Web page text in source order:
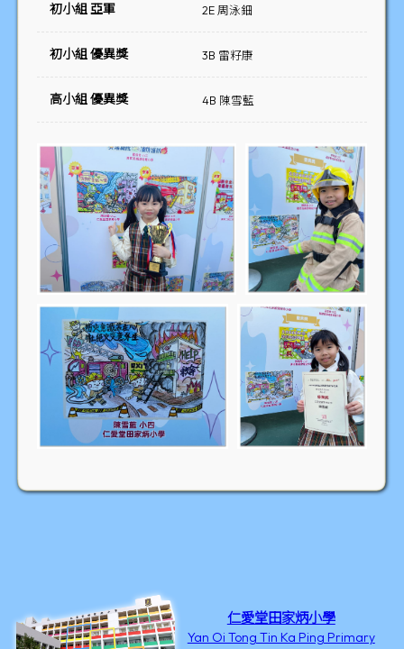
初小組 亞軍 2E 周泳鈿
初小組 優異獎 3B 雷籽康
高小組 優異獎 4B 陳雪藍
仁愛堂田家炳小學
Yan Oi Tong Tin Ka Ping Primary